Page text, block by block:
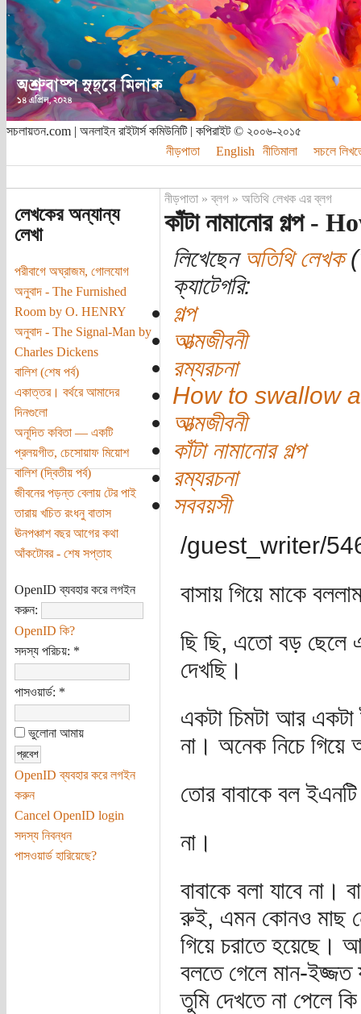
সচলায়তন.com | অনলাইন রাইটার্স কমিউনিটি | কপিরাইট © ২০০৬-২০১৫
নীড়পাতা
English নীতিমালা সচলে
লেখকের অন্যান্য
লেখা
পরীবাগে অঘ্রাজম, গোলযোগ
অনুবাদ - The Furnished
Room by O. HENRY
অনুবাদ - The Signal-Man by
Charles Dickens
বালিশ (শেষ পর্ব)
একাত্তর। বর্থরে আমাদের
দিনগুলো
অনূদিত কবিতা — একটি
প্রলয়গীত, চেসোয়াফ মিয়োশ
বালিশ (দ্বিতীয় পর্ব)
জীবনের পড়ন্ত বেলায় টের পাই
তারায় খচিত রংধনু বাতাস
ঊনপঞ্চাশ বছর আগের কথা
আঁকটোবর - শেষ সপ্তাহ
OpenID ব্যবহার করে লগইন
করুন:
OpenID কি?
সদস্য পরিচয়: *
পাসওয়ার্ড: *
ভুলোনা আমায়
OpenID ব্যবহার করে লগইন
করুন
Cancel OpenID login
সদস্য নিবন্ধন
পাসওয়ার্ড হারিয়েছে?
নীড়পাতা»ব্লগ» অতিথি লেখক এর ব্লগ
কাঁটা নামানোর গল্প
লিখেছেন অতিথি লেখক
ক্যাটেগরি:
গল্প
আত্মজীবনী
রম্যরচনা
How to swallow
আত্মজীবনী
কাঁটা নামানোর গল্প
রম্যরচনা
সববয়সী
/guest_writer/
বাসায় গিয়ে মাকে
ছি ছি, এতো বড় ছেলে
দেখছি।
একটা চিমটা আর একটা
না। অনেক নিচে
তোর বাবাকে বল
না।
বাবাকে বলা যাবে
রুই, এমন কোনও মাছ
গিয়ে চরাতে হয়েছে।
বলতে গেলে মান-ইজ্জত
তুমি দেখতে না পেলে